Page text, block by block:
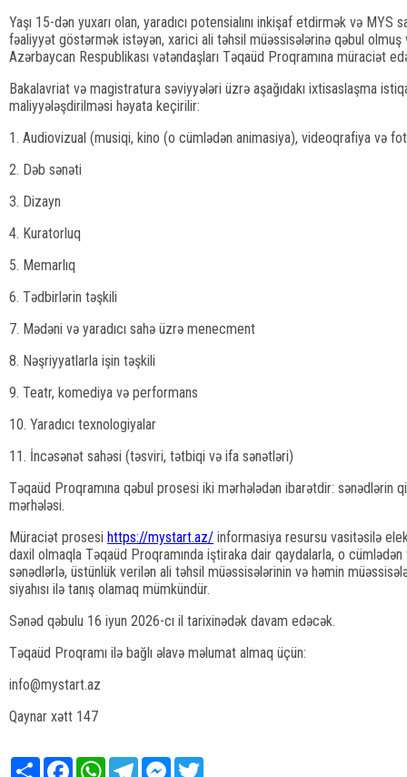
Yaşı 15-dən yuxarı olan, yaradıcı potensialını inkişaf etdirmək və
fəaliyyət göstərmək istəyən, xarici ali təhsil müəssisələrinə qəbul olmuş
Azərbaycan Respublikası vətəndaşları Təqaüd Proqramına müraciət
Bakalavriat və magistratura səviyyələri üzrə aşağıdakı ixtisaslaşma
maliyyələşdirilməsi həyata keçirilir:
1. Audiovizual (musiqi, kino (o cümlədən animasiya), videoqrafiya və
2. Dəb sənəti
3. Dizayn
4. Kuratorluq
5. Memarlıq
6. Tədbirlərin təşkili
7. Mədəni və yaradıcı sahə üzrə menecment
8. Nəşriyyatlarla işin təşkili
9. Teatr, komediya və performans
10. Yaradıcı texnologiyalar
11. İncəsənət sahəsi (təsviri, tətbiqi və ifa sənətləri)
Təqaüd Proqramına qəbul prosesi iki mərhələdən ibarətdir: sənədlərin
mərhələsi.
Müraciət prosesi https://mystart.az/ informasiya resursu vasitəsilə
daxil olmaqla Təqaüd Proqramında iştiraka dair qaydalarla, o
sənədlərlə, üstünlük verilən ali təhsil müəssisələrinin və həmin
siyahısı ilə tanış olamaq mümkündür.
Sənəd qəbulu 16 iyun 2026-cı il tarixinədək davam edəcək.
Təqaüd Proqramı ilə bağlı əlavə məlumat almaq üçün:
info@mystart.az
Qaynar xətt 147
Share FacebookWhatsAppTelegramMessenger